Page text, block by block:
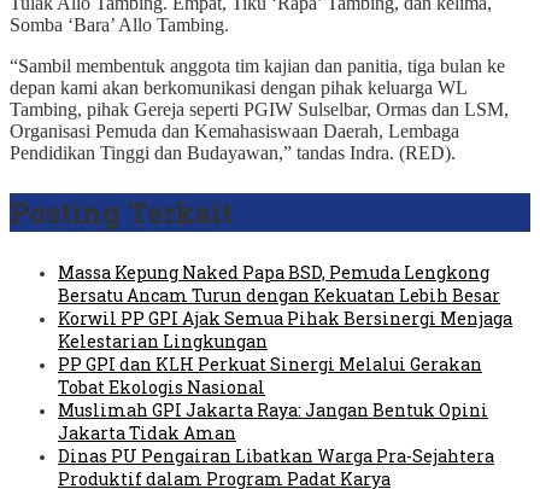
Somba ‘Bara’ Allo Tambing.
“Sambil membentuk anggota tim kajian dan panitia, tiga bulan ke
depan kami akan berkomunikasi dengan pihak keluarga WL
Tambing, pihak Gereja seperti PGIW Sulselbar, Ormas dan LSM,
Organisasi Pemuda dan Kemahasiswaan Daerah, Lembaga
Pendidikan Tinggi dan Budayawan,” tandas Indra. (RED).
Posting Terkait
Massa Kepung Naked Papa BSD, Pemuda Lengkong
Bersatu Ancam Turun dengan Kekuatan Lebih Besar
Korwil PP GPI Ajak Semua Pihak Bersinergi Menjaga
Kelestarian Lingkungan
PP GPI dan KLH Perkuat Sinergi Melalui Gerakan
Tobat Ekologis Nasional
Muslimah GPI Jakarta Raya: Jangan Bentuk Opini
Jakarta Tidak Aman
Dinas PU Pengairan Libatkan Warga Pra-Sejahtera
Produktif dalam Program Padat Karya